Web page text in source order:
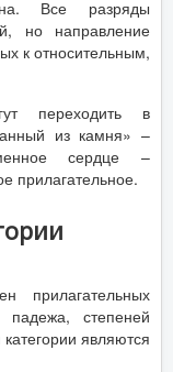
Все разряды
но направление
к относительным,
переходить в
из камня» –
сердце –
прилагательное.
прилагательных
падежа, степеней
являются